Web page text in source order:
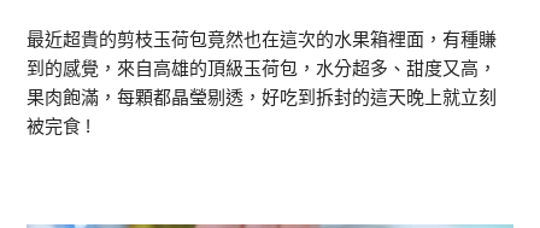
最近超貴的剪枝玉荷包竟然也在這次的水果箱裡面，有種賺
到的感覺，來自高雄的頂級玉荷包，水分超多、甜度又高，
果肉飽滿，每顆都晶瑩剔透，好吃到拆封的這天晚上就立刻
被完食 !